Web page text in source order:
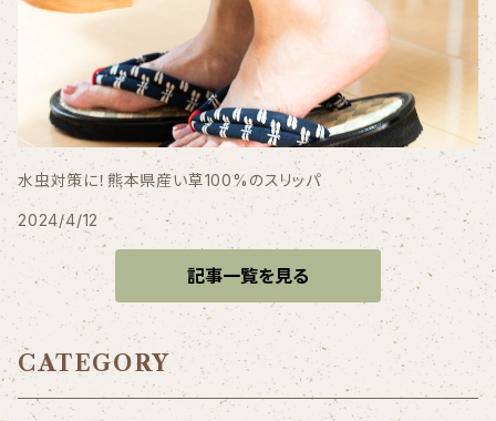
水虫対策に！熊本県産い草100%のスリッパ
2024/4/12
記事一覧を見る
CATEGORY